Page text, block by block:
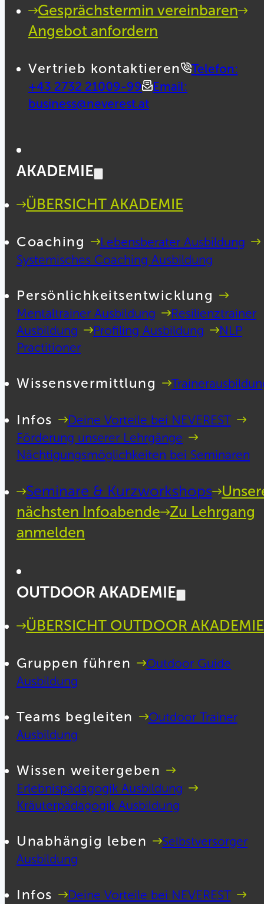
Gesprächstermin vereinbaren
Angebot anfordern
Vertrieb kontaktieren
Telefon:
+43 2732 21009-99
Email:
business@neverest.at
AKADEMIE
ÜBERSICHT AKADEMIE
Coaching
Lebensberater Ausbildung
Systemisches Coaching Ausbildung
Persönlichkeitsentwicklung
Mentaltrainer Ausbildung
Resilienztrainer
Ausbildung
Profiling Ausbildung
NLP
Practitioner
Wissensvermittlung
Infos
Deine Vorteile bei NEVEREST
Förderung unserer Lehrgänge
Nächtigungsmöglichkeiten bei Seminaren
Seminare & Kurzworkshops
nächsten Infoabende Zu Lehrgang
anmelden
OUTDOOR AKADEMIE
ÜBERSICHT OUTDOOR AKADEMIE
Gruppen führen
Outdoor Guide
Ausbildung
Teams begleiten
Outdoor Trainer
Ausbildung
Wissen weitergeben
Erlebnispädagogik Ausbildung
Kräuterpädagogik Ausbildung
Unabhängig leben
Selbstversorger
Ausbildung
Infos
Deine Vorteile bei NEVEREST